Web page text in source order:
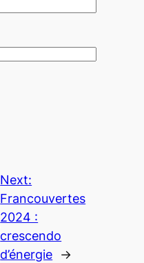
Next:
Francouvertes
2024 :
crescendo
d’énergie
→